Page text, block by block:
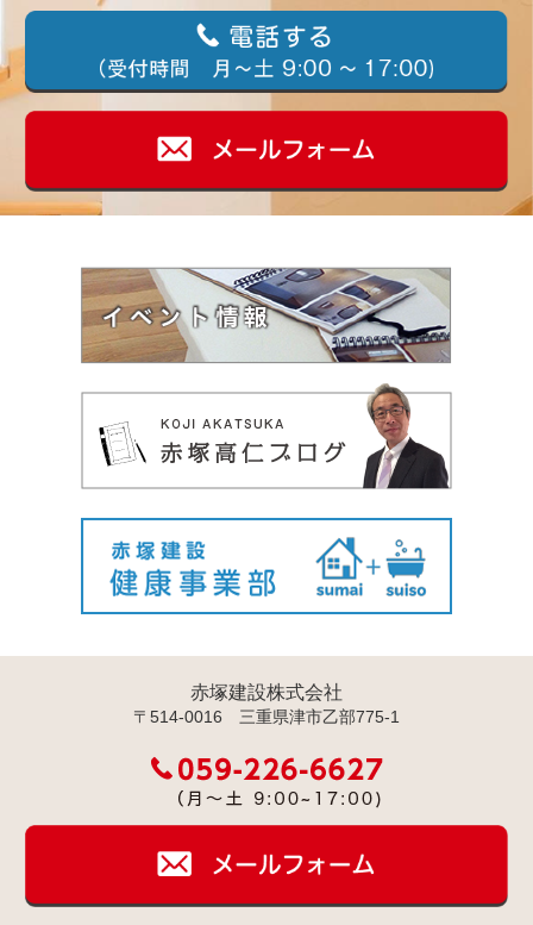
赤塚建設株式会社
〒514-0016 三重県津市乙部775-1